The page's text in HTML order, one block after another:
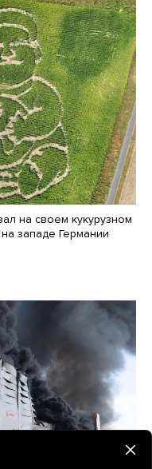
на своем кукурузном
западе Германии